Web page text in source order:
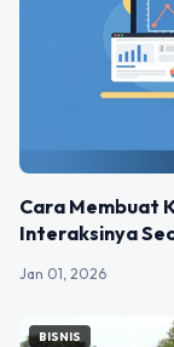
Cara Membuat
Interaksinya
Jan 01, 2026
BISNIS